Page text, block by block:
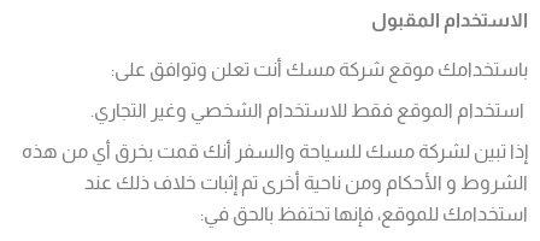
الاستخدام المقبول
باستخدامك موقع شركة مسك أنت تعلن وتوافق على:
استخدام الموقع فقط للاستخدام الشخصي وغير التجاري.
إذا تبين لشركة مسك للسياحة والسفر أنك قمت بخرق أي من هذه
الشروط و الأحكام ومن ناحية أخرى تم إثبات خلاف ذلك عند
استخدامك للموقع، فإنها تحتفظ بالحق في: